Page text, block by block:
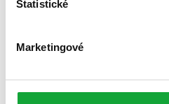
Statistické
Marketingové